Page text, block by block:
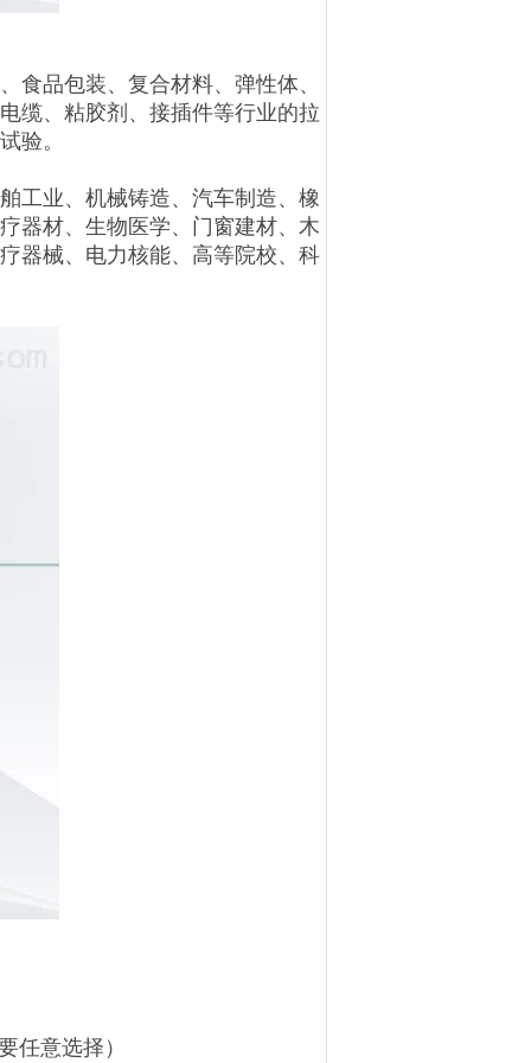
食品包装、复合材料、弹性体、
缆、粘胶剂、接插件等行业的拉
验。
工业、机械铸造、汽车制造、橡
器材、生物医学、门窗建材、木
器械、电力核能、高等院校、科
意选择）